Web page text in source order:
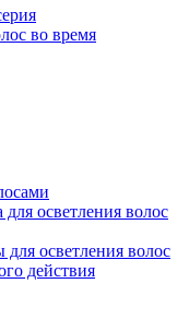
во время
осветления волос
осветления волос
действия